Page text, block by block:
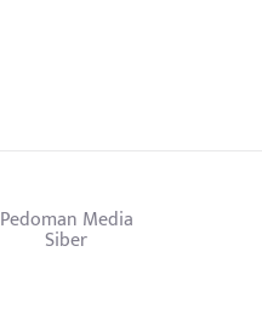
Pedoman Media
Siber